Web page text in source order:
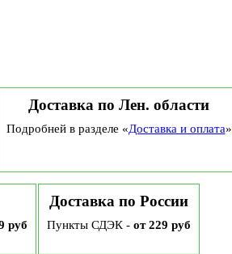
Доставка по Лен. области
Подробней в разделе «Доставка и оплата»
руб
Доставка по России
Пункты СДЭК - от 229 руб